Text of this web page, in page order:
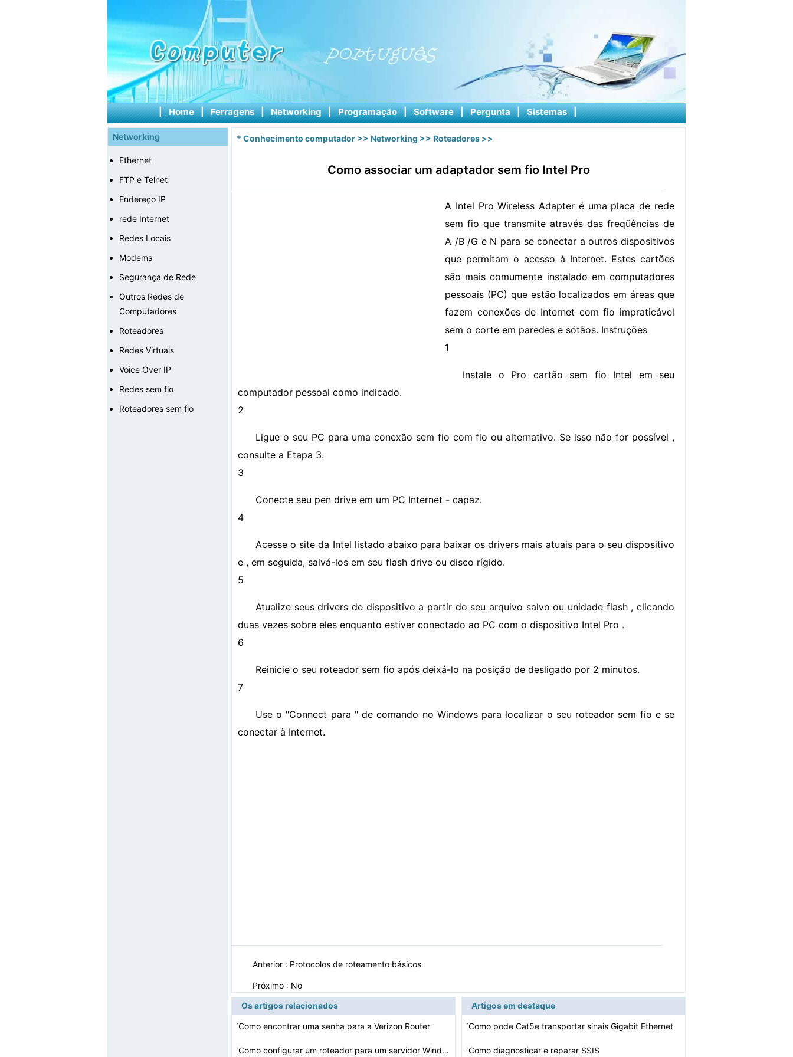
| Home | Ferragens | Networking | Programação | Software | Pergunta | Sistemas |
Networking
Ethernet
FTP e Telnet
Endereço IP
rede Internet
Redes Locais
Modems
Segurança de Rede
Outros Redes de
Computadores
Roteadores
Redes Virtuais
Voice Over IP
Redes sem fio
Roteadores sem fio
* Conhecimento computador >> Networking >> Roteadores >>
Como associar um adaptador sem fio Intel Pro
A Intel Pro Wireless Adapter é uma placa de rede
sem fio que transmite através das freqüências de
A /B /G e N para se conectar a outros dispositivos
que permitam o acesso à Internet. Estes cartões
são mais comumente instalado em computadores
pessoais (PC) que estão localizados em áreas que
fazem conexões de Internet com fio impraticável
sem o corte em paredes e sótãos. Instruções
1
Instale o Pro cartão sem fio Intel em seu
computador pessoal como indicado.
2
Ligue o seu PC para uma conexão sem fio com fio ou alternativo. Se isso não for possível ,
consulte a Etapa 3.
3
Conecte seu pen drive em um PC Internet - capaz.
4
Acesse o site da Intel listado abaixo para baixar os drivers mais atuais para o seu dispositivo
e , em seguida, salvá-los em seu flash drive ou disco rígido.
5
Atualize seus drivers de dispositivo a partir do seu arquivo salvo ou unidade flash , clicando
duas vezes sobre eles enquanto estiver conectado ao PC com o dispositivo Intel Pro .
6
Reinicie o seu roteador sem fio após deixá-lo na posição de desligado por 2 minutos.
7
Use o "Connect para " de comando no Windows para localizar o seu roteador sem fio e se
conectar à Internet.
Anterior : Protocolos de roteamento básicos
Próximo : No
Os artigos relacionados
·Como encontrar uma senha para a Verizon Router
· Como configurar um roteador para um servidor Windows Ho…
Artigos em destaque
·Como pode Cat5e transportar sinais Gigabit Ethernet
·Como diagnosticar e reparar SSIS